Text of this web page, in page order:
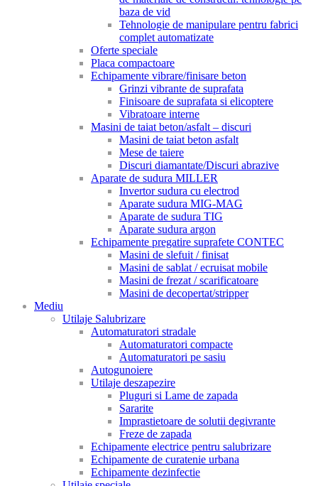
baza de vid
Tehnologie de manipulare pentru fabrici
complet automatizate
Oferte speciale
Placa compactoare
Echipamente vibrare/finisare beton
Grinzi vibrante de suprafata
Finisoare de suprafata si elicoptere
Vibratoare interne
Masini de taiat beton/asfalt – discuri
Masini de taiat beton asfalt
Mese de taiere
Discuri diamantate/Discuri abrazive
Aparate de sudura MILLER
Invertor sudura cu electrod
Aparate sudura MIG-MAG
Aparate de sudura TIG
Aparate sudura argon
Echipamente pregatire suprafete CONTEC
Masini de slefuit / finisat
Masini de sablat / ecruisat mobile
Masini de frezat / scarificatoare
Masini de decopertat/stripper
Mediu
Utilaje Salubrizare
Automaturatori stradale
Automaturatori compacte
Automaturatori pe sasiu
Autogunoiere
Utilaje deszapezire
Pluguri si Lame de zapada
Sararite
Imprastietoare de solutii degivrante
Freze de zapada
Echipamente electrice pentru salubrizare
Echipamente de curatenie urbana
Echipamente dezinfectie